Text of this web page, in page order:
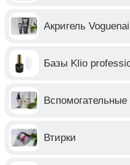
Акригель
Базы Klio
Втирки